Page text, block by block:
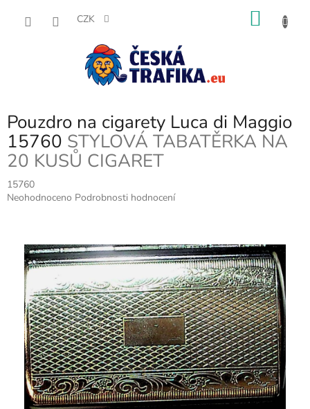
CZK
Pouzdro na cigarety Luca di Maggio
15760 STYLOVÁ TABATĚRKA NA
20 KUSŮ CIGARET
15760
Průměrné
hvězdiček.
Neohodnoceno Podrobnosti hodnocení